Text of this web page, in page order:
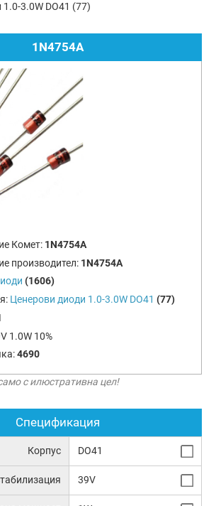
3.0W DO41 (77)
1N4754A
Комет: 1N4754A
производител: 1N4754A
(1606)
Ценерови диоди 1.0-3.0W DO41 (77)
1.0W 10%
4690
с илюстративна цел!
Спецификация
Корпус DO41
39V